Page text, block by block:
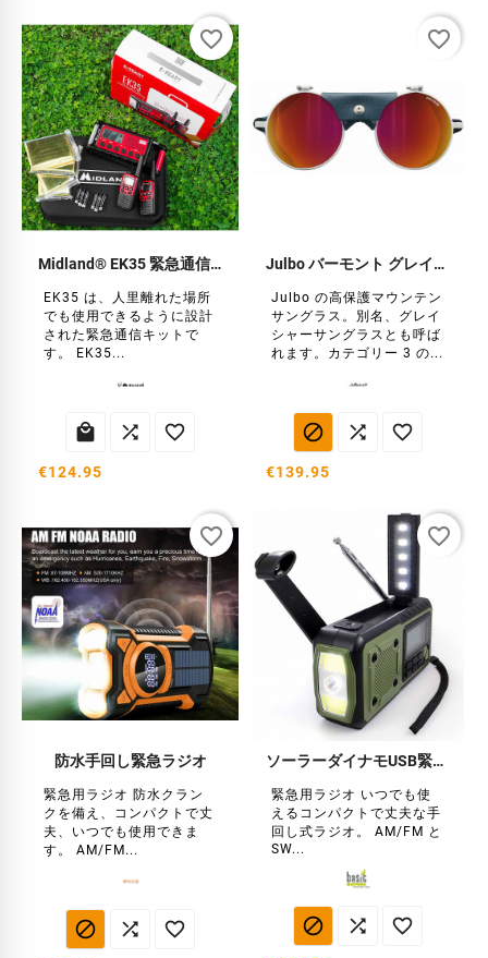
Midland® EK35 緊急通信キット
EK35 は、人里離れた場所
でも使用できるように設計
された緊急通信キットで
す。 EK35...
  
€124.95
favorite_border
Julbo バーモント グレイシャー サングラス
Julbo の高保護マウンテン
サングラス。別名、グレイ
シャーサングラスとも呼ば
れます。カテゴリー 3 の...
  
€139.95
favorite_border
防水手回し緊急ラジオ
緊急用ラジオ 防水クラン
クを備え、コンパクトで丈
夫、いつでも使用できま
す。 AM/FM...
  
favorite_border
ソーラーダイナモUSB緊急ラジオ
緊急用ラジオ いつでも使
えるコンパクトで丈夫な手
回し式ラジオ。 AM/FM と
SW...
  
favorite_border